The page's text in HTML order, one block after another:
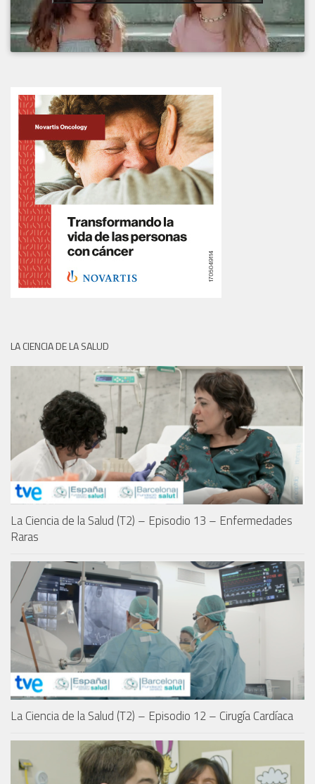
LA CIENCIA DE LA SALUD
La Ciencia de la Salud (T2) – Episodio 13 – Enfermedades
Raras
La Ciencia de la Salud (T2) – Episodio 12 – Cirugía Cardíaca